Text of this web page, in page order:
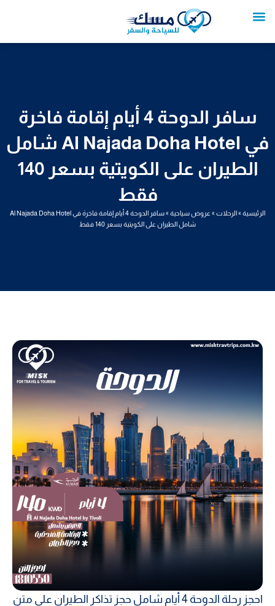
إلى
سافر الدوحة 4 أيام إقامة فاخرة
في Al Najada Doha Hotel شامل
الطيران على الكويتية بسعر 140
فقط
الرئيسية»الرحلات» عروض سياحية»
سافر الدوحة 4 أيام إقامة فاخرة في Al Najada Doha Hotel
شامل الطيران على الكويتية بسعر 140 فقط
احجز رحلة الدوحة 4 أيام شامل حجز تذاكر الطيران على متن